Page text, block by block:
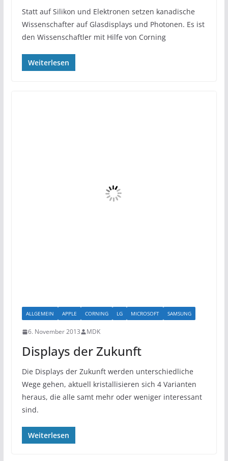
Statt auf Silikon und Elektronen setzen kanadische
Wissenschafter auf Glasdisplays und Photonen. Es ist
den Wissenschaftler mit Hilfe von Corning
Weiterlesen
ALLGEMEIN APPLE CORNING LG MICROSOFT SAMSUNG
6. November 2013 MDK
Displays der Zukunft
Die Displays der Zukunft werden unterschiedliche
Wege gehen, aktuell kristallisieren sich 4 Varianten
heraus, die alle samt mehr oder weniger interessant
sind.
Weiterlesen